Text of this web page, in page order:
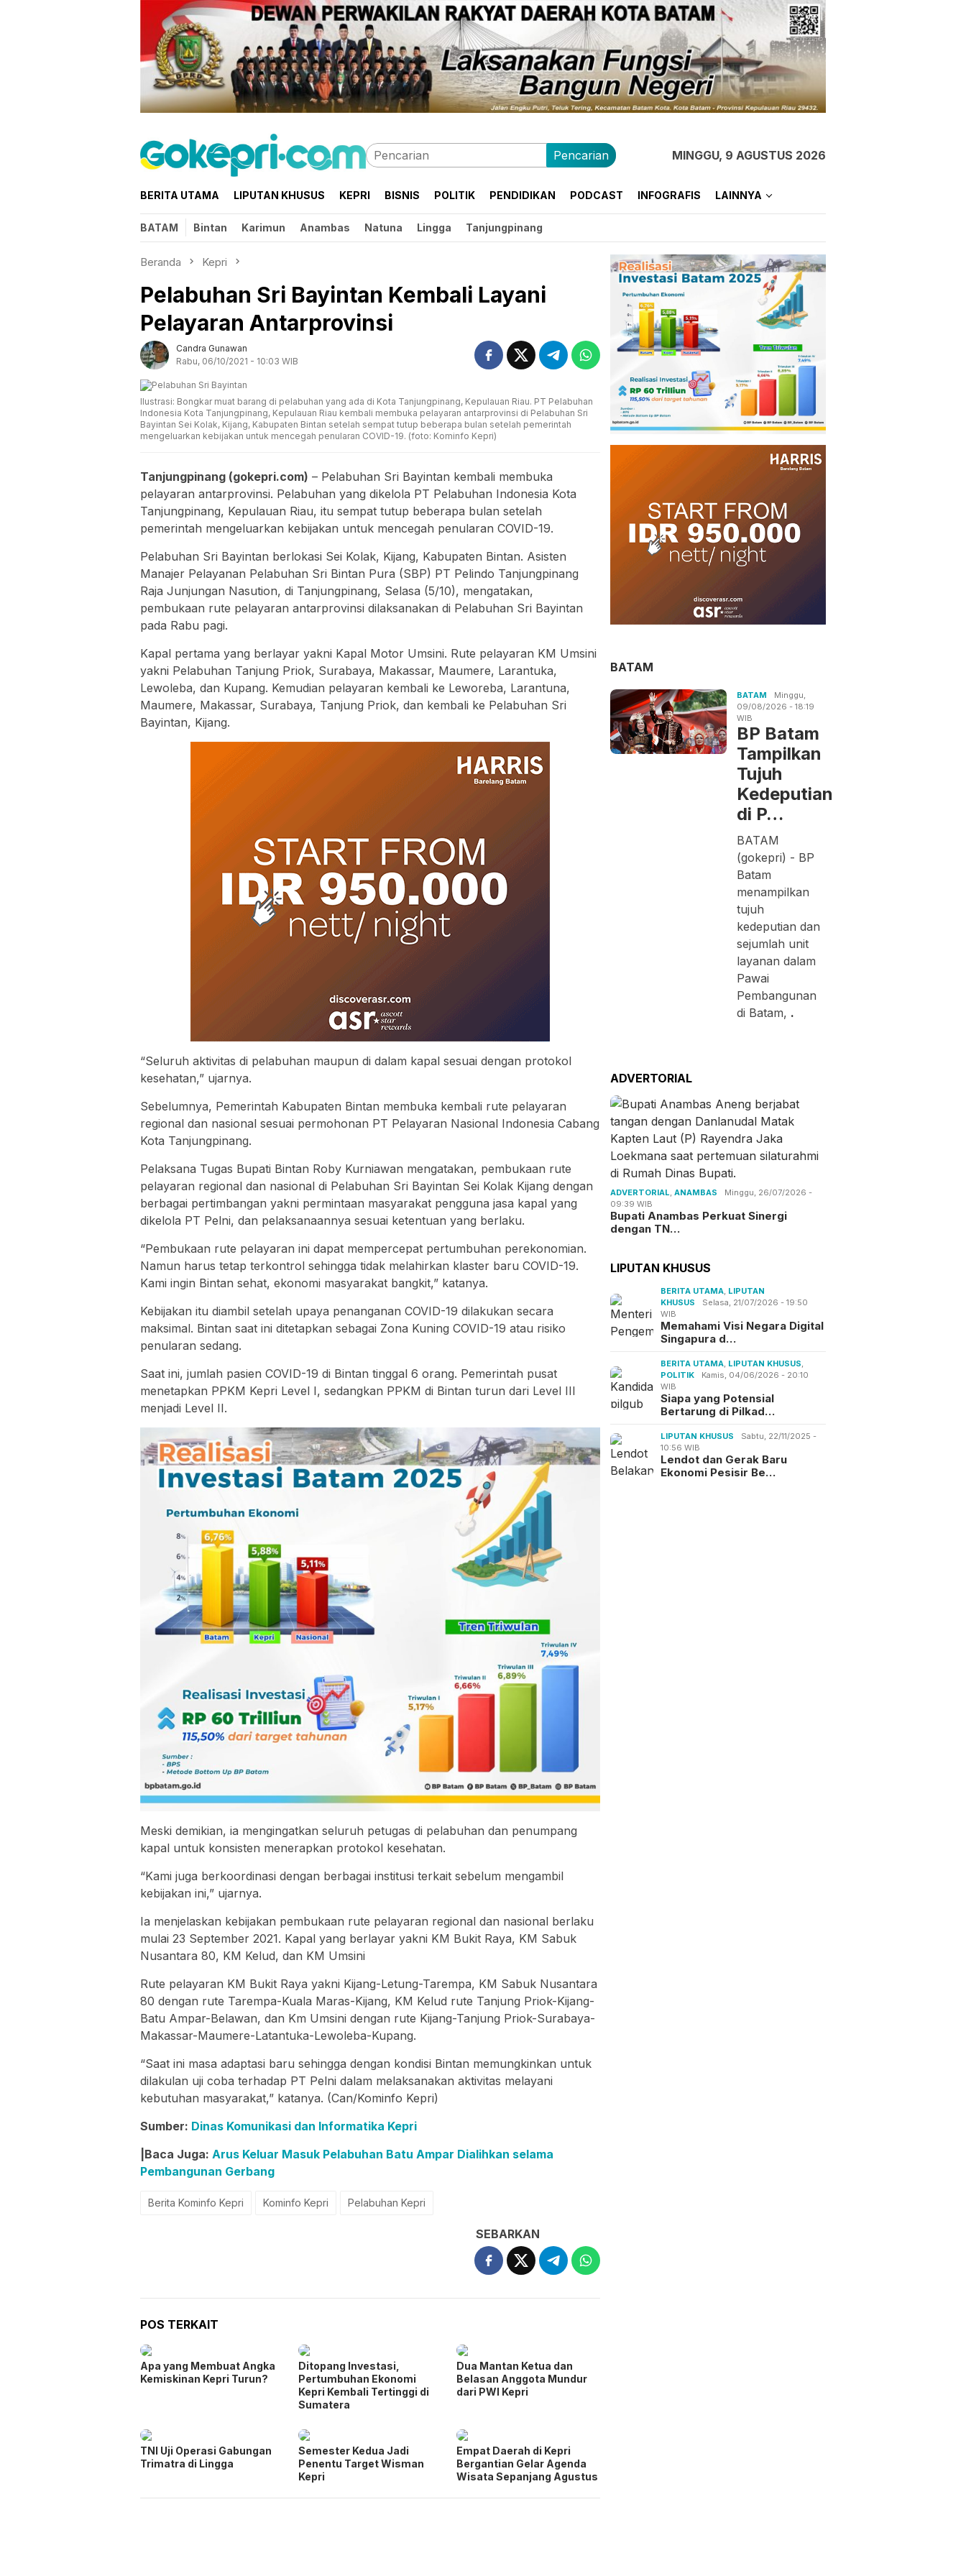
Pencarian MINGGU, 9 AGUSTUS 2026
BERITA UTAMA LIPUTAN KHUSUS KEPRI BISNIS POLITIK PENDIDIKAN PODCAST INFOGRAFIS LAINNYA
BATAM Bintan Karimun Anambas Natuna Lingga Tanjungpinang
Beranda Kepri
Pelabuhan Sri Bayintan Kembali Layani
Pelayaran Antarprovinsi
Candra Gunawan
Rabu, 06/10/2021 - 10:03 WIB
Ilustrasi: Bongkar muat barang di pelabuhan yang ada di Kota Tanjungpinang, Kepulauan Riau. PT Pelabuhan
Indonesia Kota Tanjungpinang, Kepulauan Riau kembali membuka pelayaran antarprovinsi di Pelabuhan Sri
Bayintan Sei Kolak, Kijang, Kabupaten Bintan setelah sempat tutup beberapa bulan setelah pemerintah
mengeluarkan kebijakan untuk mencegah penularan COVID-19. (foto: Kominfo Kepri)
Tanjungpinang (gokepri.com) – Pelabuhan Sri Bayintan kembali membuka
pelayaran antarprovinsi. Pelabuhan yang dikelola PT Pelabuhan Indonesia Kota
Tanjungpinang, Kepulauan Riau, itu sempat tutup beberapa bulan setelah
pemerintah mengeluarkan kebijakan untuk mencegah penularan COVID-19.
Pelabuhan Sri Bayintan berlokasi Sei Kolak, Kijang, Kabupaten Bintan. Asisten
Manajer Pelayanan Pelabuhan Sri Bintan Pura (SBP) PT Pelindo Tanjungpinang
Raja Junjungan Nasution, di Tanjungpinang, Selasa (5/10), mengatakan,
pembukaan rute pelayaran antarprovinsi dilaksanakan di Pelabuhan Sri Bayintan
pada Rabu pagi.
Kapal pertama yang berlayar yakni Kapal Motor Umsini. Rute pelayaran KM Umsini
yakni Pelabuhan Tanjung Priok, Surabaya, Makassar, Maumere, Larantuka,
Lewoleba, dan Kupang. Kemudian pelayaran kembali ke Leworeba, Larantuna,
Maumere, Makassar, Surabaya, Tanjung Priok, dan kembali ke Pelabuhan Sri
Bayintan, Kijang.
“Seluruh aktivitas di pelabuhan maupun di dalam kapal sesuai dengan protokol
kesehatan,” ujarnya.
Sebelumnya, Pemerintah Kabupaten Bintan membuka kembali rute pelayaran
regional dan nasional sesuai permohonan PT Pelayaran Nasional Indonesia Cabang
Kota Tanjungpinang.
Pelaksana Tugas Bupati Bintan Roby Kurniawan mengatakan, pembukaan rute
pelayaran regional dan nasional di Pelabuhan Sri Bayintan Sei Kolak Kijang dengan
berbagai pertimbangan yakni permintaan masyarakat pengguna jasa kapal yang
dikelola PT Pelni, dan pelaksanaannya sesuai ketentuan yang berlaku.
“Pembukaan rute pelayaran ini dapat mempercepat pertumbuhan perekonomian.
Namun harus tetap terkontrol sehingga tidak melahirkan klaster baru COVID-19.
Kami ingin Bintan sehat, ekonomi masyarakat bangkit,” katanya.
Kebijakan itu diambil setelah upaya penanganan COVID-19 dilakukan secara
maksimal. Bintan saat ini ditetapkan sebagai Zona Kuning COVID-19 atau risiko
penularan sedang.
Saat ini, jumlah pasien COVID-19 di Bintan tinggal 6 orang. Pemerintah pusat
menetapkan PPKM Kepri Level I, sedangkan PPKM di Bintan turun dari Level III
menjadi Level II.
Meski demikian, ia mengingatkan seluruh petugas di pelabuhan dan penumpang
kapal untuk konsisten menerapkan protokol kesehatan.
“Kami juga berkoordinasi dengan berbagai institusi terkait sebelum mengambil
kebijakan ini,” ujarnya.
Ia menjelaskan kebijakan pembukaan rute pelayaran regional dan nasional berlaku
mulai 23 September 2021. Kapal yang berlayar yakni KM Bukit Raya, KM Sabuk
Nusantara 80, KM Kelud, dan KM Umsini
Rute pelayaran KM Bukit Raya yakni Kijang-Letung-Tarempa, KM Sabuk Nusantara
80 dengan rute Tarempa-Kuala Maras-Kijang, KM Kelud rute Tanjung Priok-Kijang-
Batu Ampar-Belawan, dan Km Umsini dengan rute Kijang-Tanjung Priok-Surabaya-
Makassar-Maumere-Latantuka-Lewoleba-Kupang.
“Saat ini masa adaptasi baru sehingga dengan kondisi Bintan memungkinkan untuk
dilakulan uji coba terhadap PT Pelni dalam melaksanakan aktivitas melayani
kebutuhan masyarakat,” katanya. (Can/Kominfo Kepri)
Sumber: Dinas Komunikasi dan Informatika Kepri
|Baca Juga: Arus Keluar Masuk Pelabuhan Batu Ampar Dialihkan selama
Pembangunan Gerbang
Berita Kominfo Kepri Kominfo Kepri Pelabuhan Kepri
SEBARKAN
POS TERKAIT
Apa yang Membuat Angka
Kemiskinan Kepri Turun?
Ditopang Investasi,
Pertumbuhan Ekonomi
Kepri Kembali Tertinggi di
Sumatera
Dua Mantan Ketua dan
Belasan Anggota Mundur
dari PWI Kepri
TNI Uji Operasi Gabungan
Trimatra di Lingga
Semester Kedua Jadi
Penentu Target Wisman
Kepri
Empat Daerah di Kepri
Bergantian Gelar Agenda
Wisata Sepanjang Agustus
BATAM
BATAM
Minggu,
09/08/2026 - 18:19
WIB
BP Batam
Tampilkan
Tujuh
Kedeputian
di P…
BATAM
(gokepri) - BP
Batam
menampilkan
tujuh
kedeputian dan
sejumlah unit
layanan dalam
Pawai
Pembangunan
di Batam, .
ADVERTORIAL
ADVERTORIAL ,ANAMBAS
Minggu, 26/07/2026 -
09:39 WIB
Bupati Anambas Perkuat Sinergi
dengan TN…
LIPUTAN KHUSUS
BERITA UTAMA LIPUTAN
KHUSUS
Selasa, 21/07/2026 - 19:50
WIB
Memahami Visi Negara Digital
Singapura d…
BERITA UTAMA LIPUTAN KHUSUS
POLITIK
Kamis, 04/06/2026 - 20:10
WIB
Siapa yang Potensial
Bertarung di Pilkad…
LIPUTAN KHUSUS
Sabtu, 22/11/2025 -
10:56 WIB
Lendot dan Gerak Baru
Ekonomi Pesisir Be…